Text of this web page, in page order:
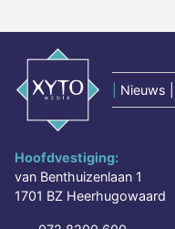
Nieuws
Hoofdvestiging:
van Benthuizenlaan 1
1701 BZ Heerhugowaard